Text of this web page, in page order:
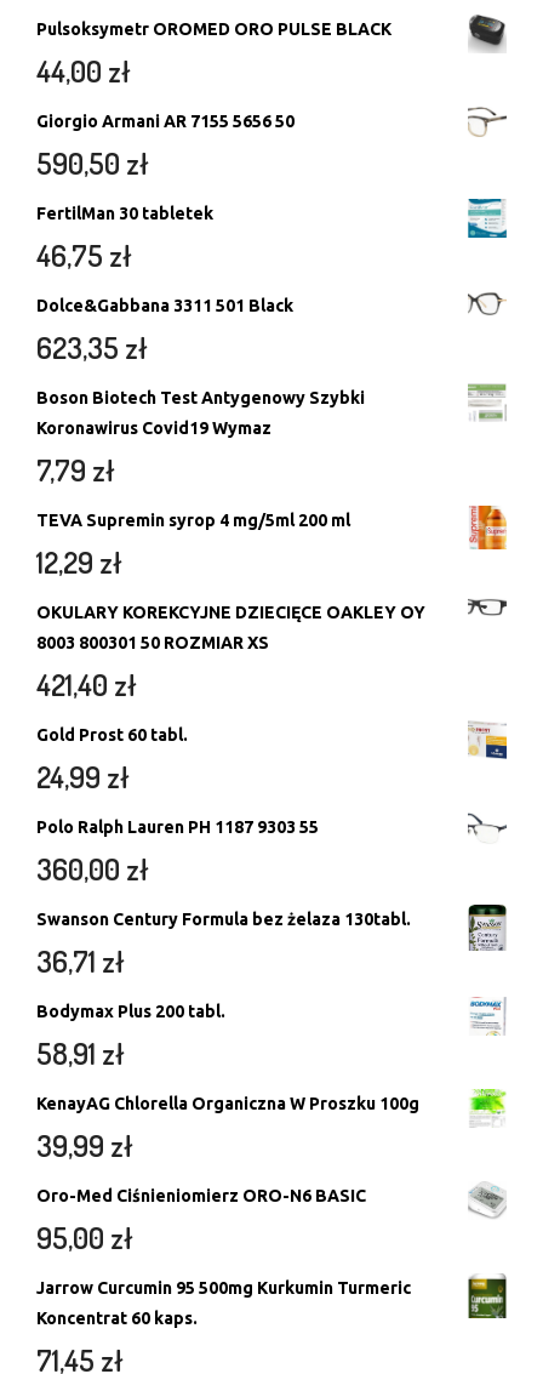
Pulsoksymetr OROMED ORO PULSE BLACK
44,00 zł
Giorgio Armani AR 7155 5656 50
590,50 zł
FertilMan 30 tabletek
46,75 zł
Dolce&Gabbana 3311 501 Black
623,35 zł
Boson Biotech Test Antygenowy Szybki
Koronawirus Covid19 Wymaz
7,79 zł
TEVA Supremin syrop 4 mg/5ml 200 ml
12,29 zł
OKULARY KOREKCYJNE DZIECIĘCE OAKLEY OY
8003 800301 50 ROZMIAR XS
421,40 zł
Gold Prost 60 tabl.
24,99 zł
Polo Ralph Lauren PH 1187 9303 55
360,00 zł
Swanson Century Formula bez żelaza 130tabl.
36,71 zł
Bodymax Plus 200 tabl.
58,91 zł
KenayAG Chlorella Organiczna W Proszku 100g
39,99 zł
Oro-Med Ciśnieniomierz ORO-N6 BASIC
95,00 zł
Jarrow Curcumin 95 500mg Kurkumin Turmeric
Koncentrat 60 kaps.
71,45 zł